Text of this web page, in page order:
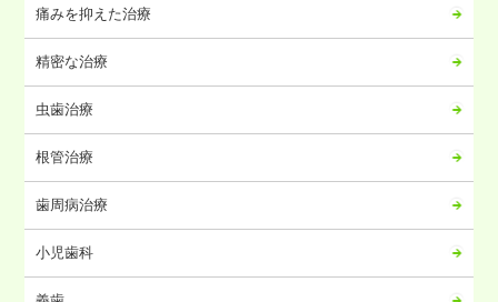
2024年06月
2024年05月
2024年04月
2024年03月
2024年02月
2024年01月
2023年12月
2023年11月
2023年10月
痛みを抑えた治療
精密な治療
虫歯治療
根管治療
歯周病治療
小児歯科